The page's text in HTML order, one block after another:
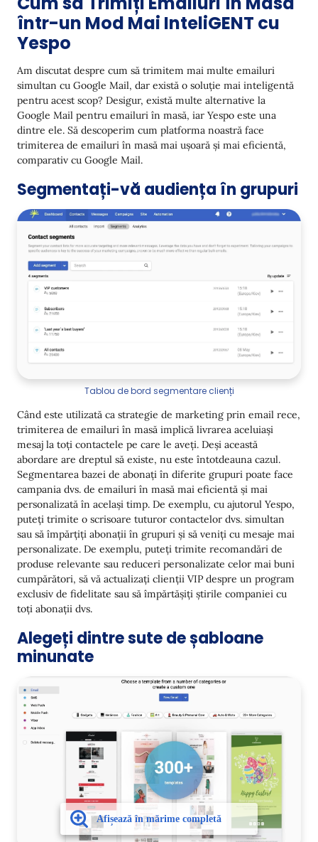
într-un Mod Mai InteliGENT cu
Yespo
Am discutat despre cum să trimitem mai multe emailuri
simultan cu Google Mail, dar există o soluție mai inteligentă
pentru acest scop? Desigur, există multe alternative la
Google Mail pentru emailuri în masă, iar Yespo este una
dintre ele. Să descoperim cum platforma noastră face
trimiterea de emailuri în masă mai ușoară și mai eficientă,
comparativ cu Google Mail.
Segmentați-vă audiența în grupuri
Tablou de bord segmentare clienți
Când este utilizată ca strategie de marketing prin email rece,
trimiterea de emailuri în masă implică livrarea aceluiași
mesaj la toți contactele pe care le aveți. Deși această
abordare are dreptul să existe, nu este întotdeauna cazul.
Segmentarea bazei de abonați în diferite grupuri poate face
campania dvs. de emailuri în masă mai eficientă și mai
personalizată în același timp. De exemplu, cu ajutorul Yespo,
puteți trimite o scrisoare tuturor contactelor dvs. simultan
sau să împărțiți abonații în grupuri și să veniți cu mesaje mai
personalizate. De exemplu, puteți trimite recomandări de
produse relevante sau reduceri personalizate celor mai buni
cumpărători, să vă actualizați clienții VIP despre un program
exclusiv de fidelitate sau să împărtășiți știrile companiei cu
toți abonații dvs.
Alegeți dintre sute de șabloane
minunate